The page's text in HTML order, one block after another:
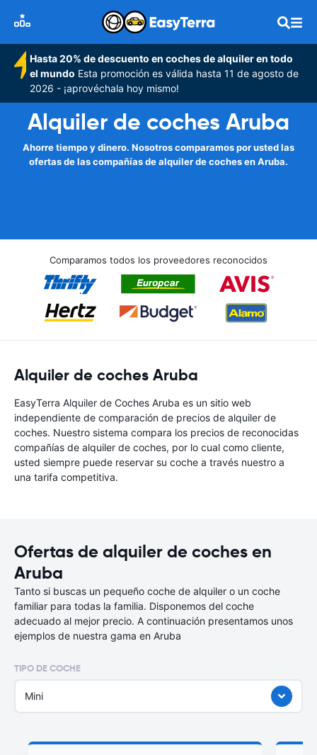
Hasta 20% de descuento en coches de alquiler en todo
el mundo Esta promoción es válida hasta 11 de agosto de
2026 - ¡aprovéchala hoy mismo!
Alquiler de coches Aruba
Ahorre tiempo y dinero. Nosotros comparamos por usted las
ofertas de las compañías de alquiler de coches en Aruba.
Comparamos todos los proveedores reconocidos
Alquiler de coches Aruba
EasyTerra Alquiler de Coches Aruba es un sitio web
independiente de comparación de precios de alquiler de
coches. Nuestro sistema compara los precios de reconocidas
compañías de alquiler de coches, por lo cual como cliente,
usted siempre puede reservar su coche a través nuestro a
una tarifa competitiva.
Ofertas de alquiler de coches en
Aruba
Tanto si buscas un pequeño coche de alquiler o un coche
familiar para todas la familia. Disponemos del coche
adecuado al mejor precio. A continuación presentamos unos
ejemplos de nuestra gama en Aruba
TIPO DE COCHE
Mini